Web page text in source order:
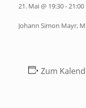
21. Mai @ 19:30-21:00
Johann Simon Mayr,
Zum